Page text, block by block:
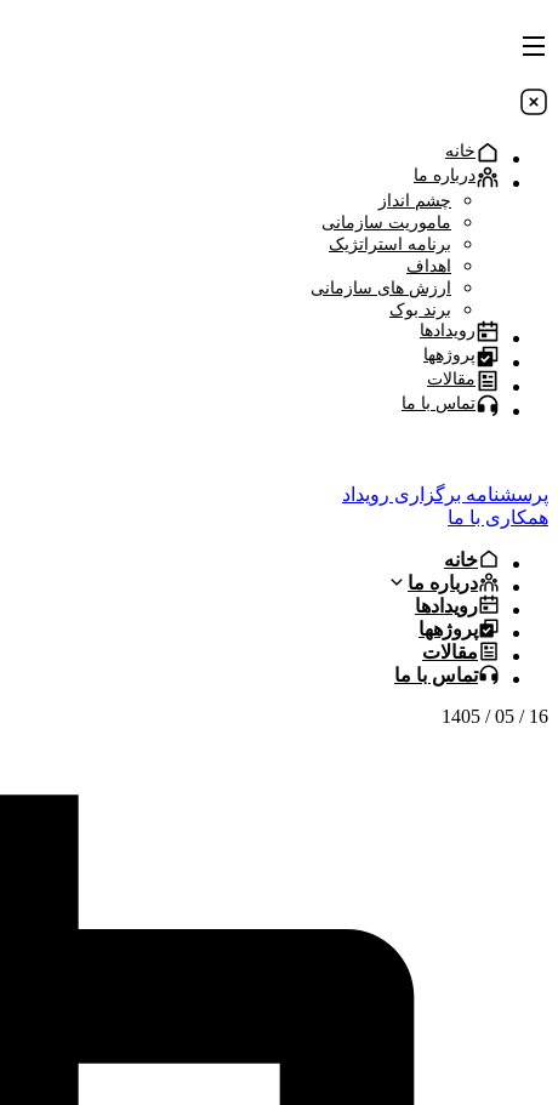
خانه
درباره ما
چشم انداز
ماموریت سازمانی
برنامه استراتژیک
اهداف
ارزش های سازمانی
برند بوک
رویدادها
پروژهها
مقالات
تماس با ما
پرسشنامه برگزاری رویداد
همکاری با ما
خانه
درباره ما
رویدادها
پروژهها
مقالات
تماس با ما
16 / 05 / 1405